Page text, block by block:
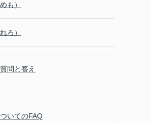
も）
ろ）
問と答え
いてのFAQ